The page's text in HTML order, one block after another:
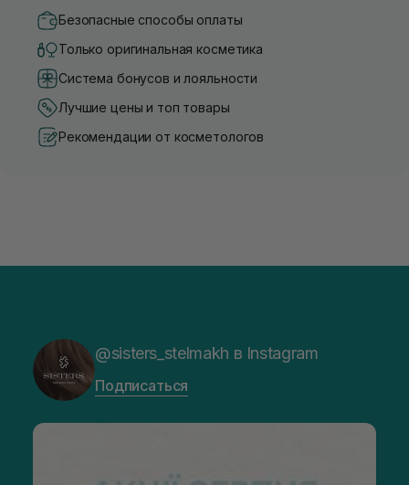
Безопасные способы оплаты
Только оригинальная косметика
Система бонусов и лояльности
Лучшие цены и топ товары
Рекомендации от косметологов
@sisters_stelmakh в Instagram
Подписаться